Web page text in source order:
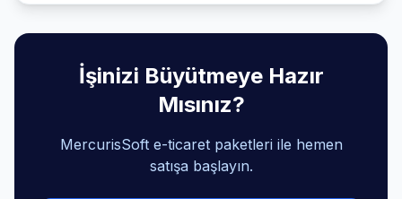
İşinizi Büyütmeye Hazır
Mısınız?
MercurisSoft e-ticaret paketleri ile hemen
satışa başlayın.